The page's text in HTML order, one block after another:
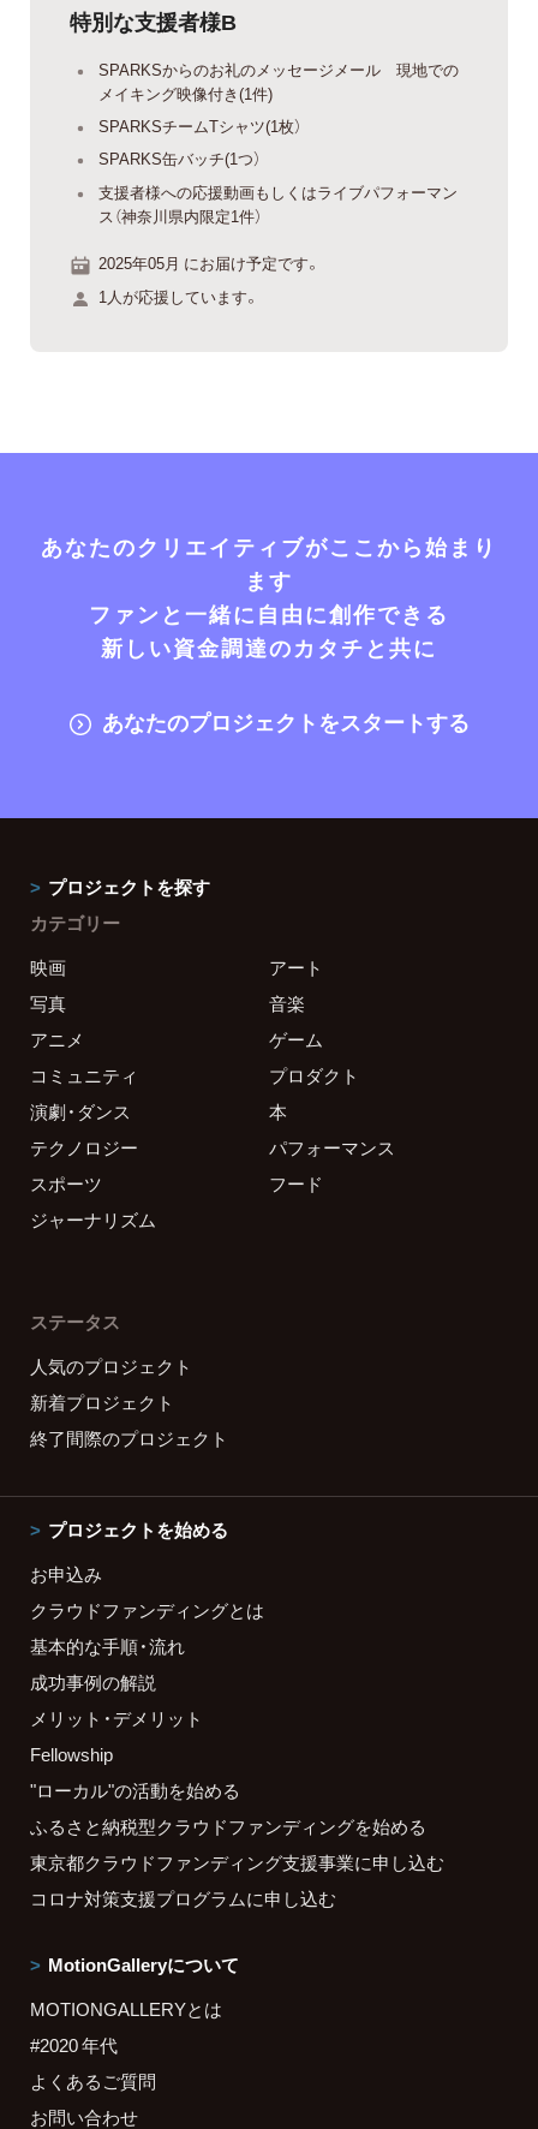
特別な支援者様B
SPARKSからのお礼のメッセージメール 現地での
メイキング映像付き(1件)
SPARKSチームTシャツ(1枚）
SPARKS缶バッチ(1つ）
支援者様への応援動画もしくはライブパフォーマン
ス（神奈川県内限定1件）
2025年05月 にお届け予定です。
1人が応援しています。
あなたのクリエイティブがここから始まり
ます
ファンと一緒に自由に創作できる
新しい資金調達のカタチと共に
あなたのプロジェクトをスタートする
プロジェクトを探す
カテゴリー
映画
アート
写真
音楽
アニメ
ゲーム
コミュニティ
プロダクト
演劇・ダンス
本
テクノロジー
パフォーマンス
スポーツ
フード
ジャーナリズム
ステータス
人気のプロジェクト
新着プロジェクト
終了間際のプロジェクト
プロジェクトを始める
お申込み
クラウドファンディングとは
基本的な手順・流れ
成功事例の解説
メリット・デメリット
Fellowship
"ローカル"の活動を始める
ふるさと納税型クラウドファンディングを始める
東京都クラウドファンディング支援事業に申し込む
コロナ対策支援プログラムに申し込む
MotionGalleryについて
MOTIONGALLERYとは
#2020 年代
よくあるご質問
お問い合わせ